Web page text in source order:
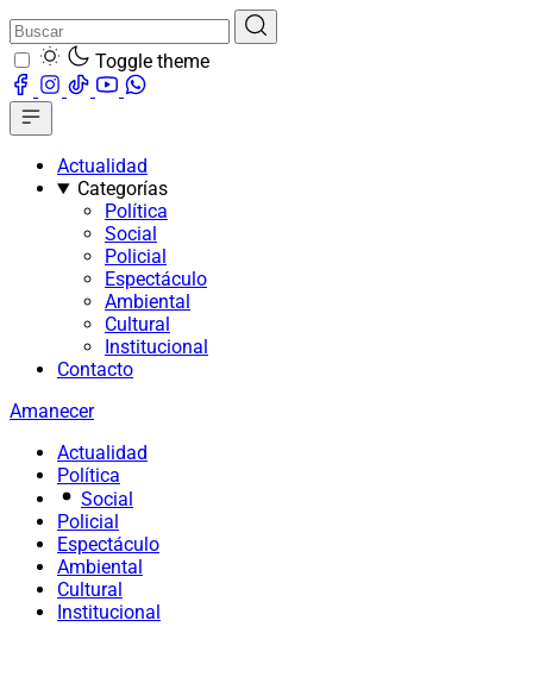
Toggle theme
Actualidad
Categorías
Política
Social
Policial
Espectáculo
Ambiental
Cultural
Institucional
Contacto
Amanecer
Actualidad
Política
Social
Policial
Espectáculo
Ambiental
Cultural
Institucional